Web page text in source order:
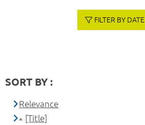
FILTER BY DATE
SORT BY :
Relevance
[Title]